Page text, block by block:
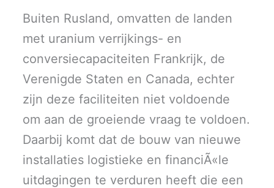
Buiten Rusland, omvatten de landen
met uranium verrijkings- en
conversiecapaciteiten Frankrijk, de
Verenigde Staten en Canada, echter
zijn deze faciliteiten niet voldoende
om aan de groeiende vraag te voldoen.
Daarbij komt dat de bouw van nieuwe
installaties logistieke en financiÃ«le
uitdagingen te verduren heeft die een